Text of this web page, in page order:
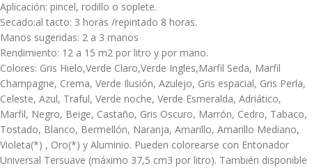
Aplicación: pincel, rodillo o soplete.
Secado:al tacto: 3 horas /repintado 8 horas.
Manos sugeridas: 2 a 3 manos
Rendimiento: 12 a 15 m2 por litro y por mano.
Colores: Gris Hielo,Verde Claro,Verde Ingles,Marfil Seda, Marfil
Champagne, Crema, Verde Ilusión, Azulejo, Gris espacial, Gris Perla,
Celeste, Azul, Traful, Verde noche, Verde Esmeralda, Adriático,
Marfil, Negro, Beige, Castaño, Gris Oscuro, Marrón, Cedro, Tabaco,
Tostado, Blanco, Bermellón, Naranja, Amarillo, Amarillo Mediano,
Violeta(*) , Oro(*) y Aluminio. Pueden colorearse con Entonador
Universal Tersuave (máximo 37,5 cm3 por litro). También disponible